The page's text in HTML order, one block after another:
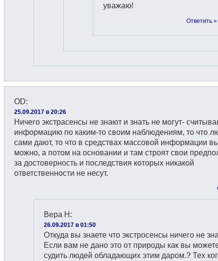
уважаю!
Ответить »
OD:
25.09.2017 в 20:26
Ничего экстрасенсы не знают и знать не могут-
информацию по каким-то своим наблюдениям, то что
сами дают, то что в средствах массовой информации
можно, a потом на основании и там строят свои
за достоверность и последствия которых никакой
ответственности не несут.
Вера Н :
26.09.2017 в 01:50
Откуда вы знаете что экстросенсы ничего не
Если вам не дано это от природы как вы
судить людей обладающих этим даром.? Тех